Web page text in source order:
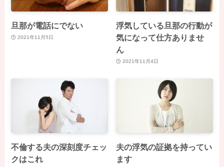
旦那が電話にでない
2021年11月5日
浮気している旦那の行動が
気になって仕方ありませ
ん
2021年11月4日
不倫する夫の深刻度チェッ
クはこれ
夫の浮気の証拠を持ってい
ます